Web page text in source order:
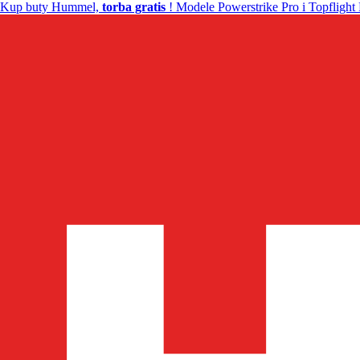
Kup buty Hummel, torba gratis ! Modele Powerstrike Pro i Topflight